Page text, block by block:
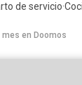
de servicio·
mes en Doomos